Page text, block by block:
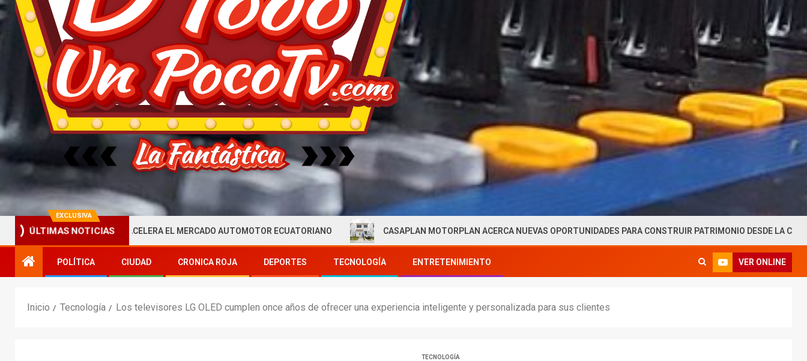
EXCLUSIVA
ÚLTIMAS NOTICIAS
QUE ACELERA EL MERCADO AUTOMOTOR ECUATORIANO CASAPLAN MOTORPLAN ACERCA NUEVAS OPORTUNIDADES PARA CONSTRUIR PATRIMONIO DESDE LA CAPACIDAD DE
POLÍTICA CIUDAD CRONICA ROJA DEPORTES TECNOLOGÍA ENTRETENIMIENTO VER ONLINE
Inicio Tecnología Los televisores LG OLED cumplen once años de ofrecer una experiencia inteligente y personalizada para sus clientes
TECNOLOGÍA